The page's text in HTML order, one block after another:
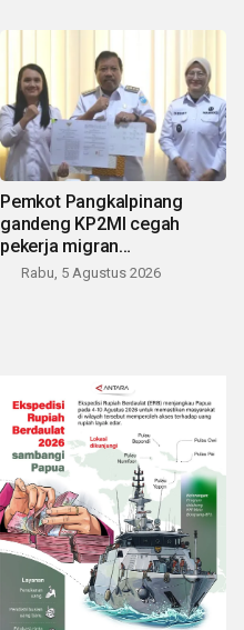
Pemkot Pangkalpinang
gandeng KP2MI cegah
pekerja migran
nonprosedural
Rabu, 5 Agustus 2026